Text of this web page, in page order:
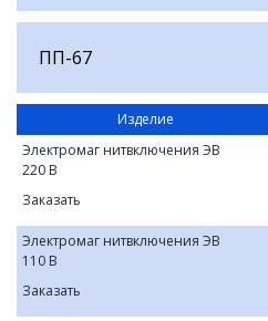
ПП-67
Изделие
Электромаг нитвключения ЭВ
220 В
Заказать
Электромаг нитвключения ЭВ
110 В
Заказать